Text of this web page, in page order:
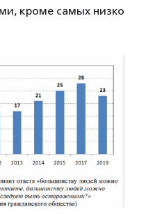
кроме самых низко